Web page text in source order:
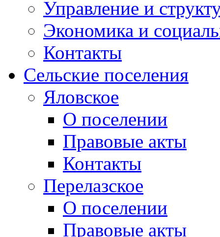
Управление и
Экономика и
Контакты
Сельские поселения
Яловское
О поселении
Правовые акты
Контакты
Перелазское
О поселении
Правовые акты